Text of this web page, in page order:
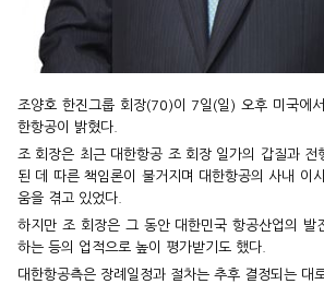
조양호 한진그룹 회장(70)이 7일(일) 오후 미국에
한항공이 밝혔다.
조 회장은 최근 대한항공 조 회장 일가의 갑질과 전
된 데 따른 책임론이 불거지며 대한항공의 사내 이
움을 겪고 있었다.
하지만 조 회장은 그 동안 대한민국 항공산업의 발
하는 등의 업적으로 높이 평가받기도 했다.
대한항공측은 장례일정과 절차는 추후 결정되는 대